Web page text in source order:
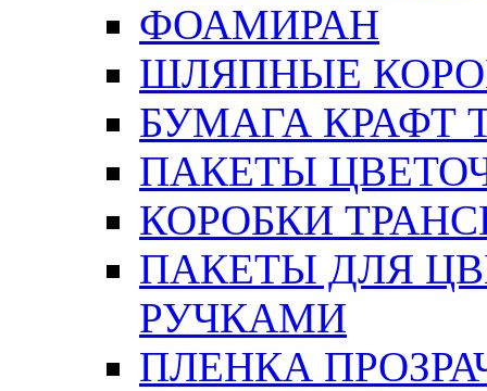
ФОАМИРАН
ШЛЯПНЫЕ
БУМАГА КРАФТ
ПАКЕТЫ
КОРОБКИ
ПАКЕТЫ ДЛЯ
РУЧКАМИ
ПЛЕНКА